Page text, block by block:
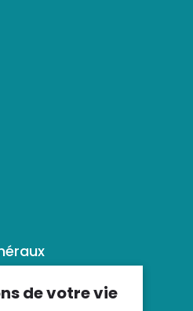
de votre vie